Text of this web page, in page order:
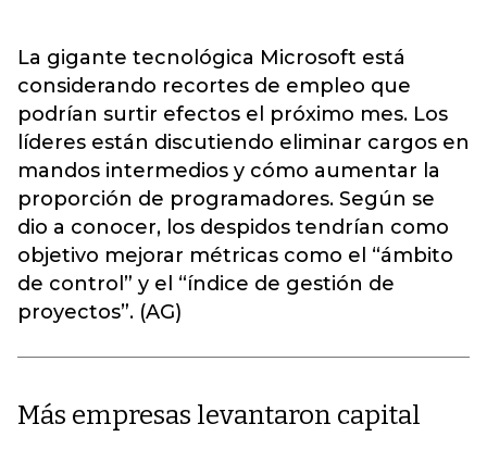
La gigante tecnológica Microsoft está
considerando recortes de empleo que
podrían surtir efectos el próximo mes. Los
líderes están discutiendo eliminar cargos en
mandos intermedios y cómo aumentar la
proporción de programadores. Según se
dio a conocer, los despidos tendrían como
objetivo mejorar métricas como el “ámbito
de control” y el “índice de gestión de
proyectos”. (AG)
Más empresas levantaron capital